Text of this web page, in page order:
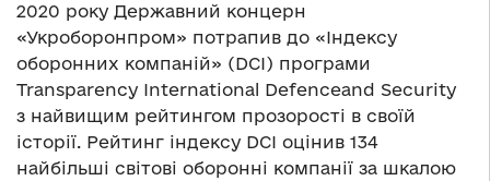
2020 року Державний концерн
«Укроборонпром» потрапив до «Індексу
оборонних компаній» (DCI) програми
Transparency International Defenceand Security
з найвищим рейтингом прозорості в своїй
історії. Рейтинг індексу DCI оцінив 134
найбільші світові оборонні компанії за шкалою